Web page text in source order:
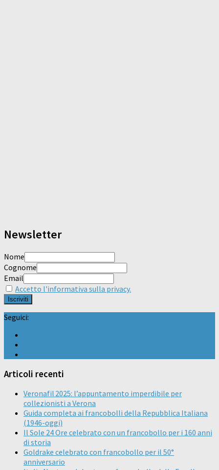
Newsletter
Nome
Cognome
Email
Accetto l'informativa sulla privacy.
Seguici:
Articoli recenti
Veronafil 2025: l’appuntamento imperdibile per
collezionisti a Verona
Guida completa ai francobolli della Repubblica Italiana
(1946-oggi)
Il Sole 24 Ore celebrato con un francobollo per i 160 anni
di storia
Goldrake celebrato con francobollo per il 50°
anniversario